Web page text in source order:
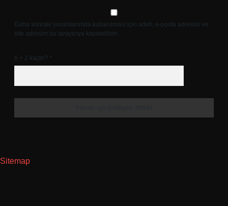
Daha sonraki yorumlarımda kullanılması için adım, e-posta adresim ve
site adresim bu tarayıcıya kaydedilsin.
6 + 2 kaçtır? *
Sitemap